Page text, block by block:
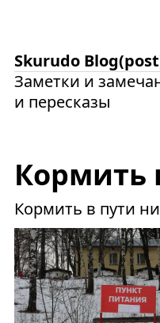
Skurudo
Заметки и
и пересказы
Кормить
Кормить в пути